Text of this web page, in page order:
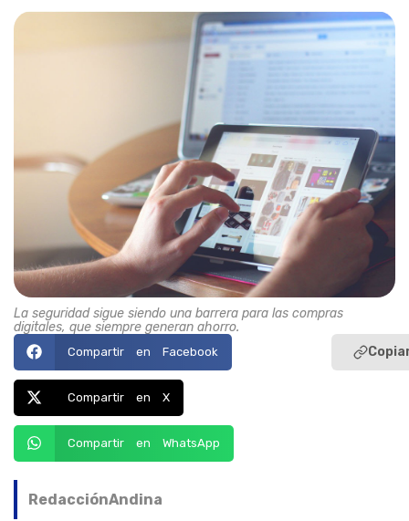
La seguridad sigue siendo una barrera para las compras
digitales, que siempre generan ahorro.
Compartir en Facebook
Compartir en X
Compartir en WhatsApp
RedacciónAndina